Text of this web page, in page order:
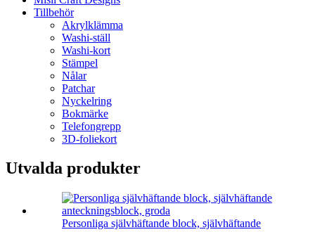
Tillbehör
Akrylklämma
Washi-ställ
Washi-kort
Stämpel
Nålar
Patchar
Nyckelring
Bokmärke
Telefongrepp
3D-foliekort
Utvalda produkter
Personliga självhäftande block, självhäftande